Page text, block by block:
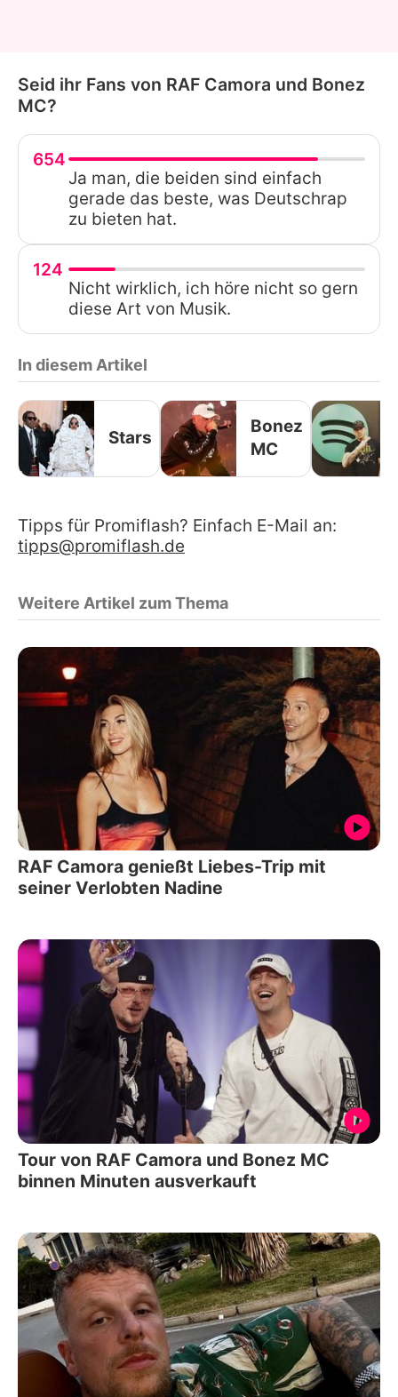
Seid ihr Fans von RAF Camora und Bonez
MC?
654
Ja man, die beiden sind einfach
gerade das beste, was Deutschrap
zu bieten hat.
124
Nicht wirklich, ich höre nicht so gern
diese Art von Musik.
In diesem Artikel
Stars
Bonez
MC
Tipps für Promiflash? Einfach E-Mail an:
tipps@promiflash.de
Weitere Artikel zum Thema
RAF Camora genießt Liebes-Trip mit
seiner Verlobten Nadine
Tour von RAF Camora und Bonez MC
binnen Minuten ausverkauft